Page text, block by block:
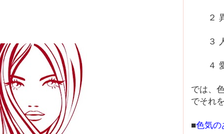
２ 異
３ 人
４ 愛
では、
でそれ
■色気の